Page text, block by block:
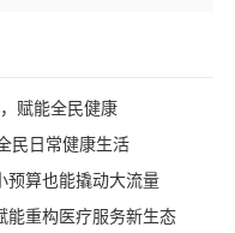
赋能全民健康
民日常健康生活
预算也能撬动大流量
能重构医疗服务新生态